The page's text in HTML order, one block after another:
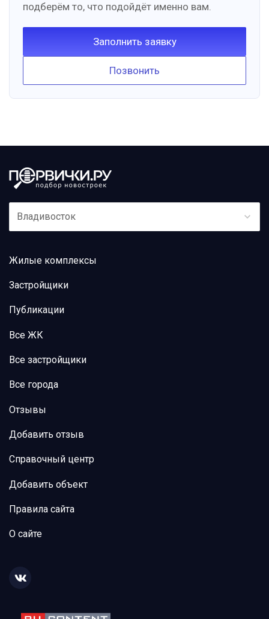
подберём то, что подойдёт именно вам.
Заполнить заявку
Позвонить
Владивосток
Жилые комплексы
Застройщики
Публикации
Все ЖК
Все застройщики
Все города
Отзывы
Добавить отзыв
Справочный центр
Добавить объект
Правила сайта
О сайте